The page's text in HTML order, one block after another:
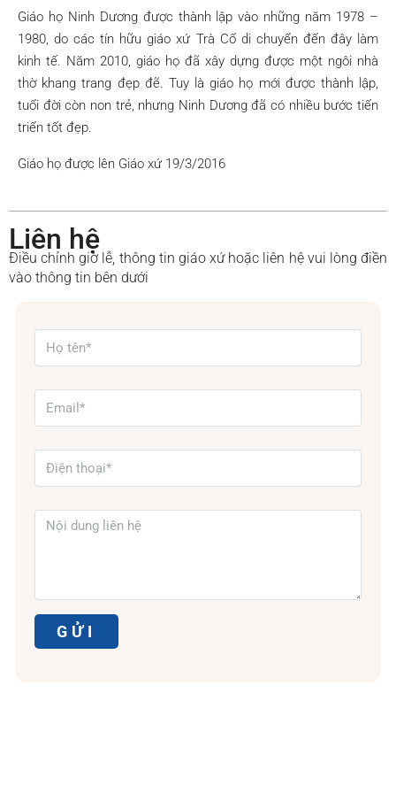
Giáo họ Ninh Dương được thành lập vào những năm 1978 –
1980, do các tín hữu giáo xứ Trà Cổ di chuyển đến đây làm
kinh tế. Năm 2010, giáo họ đã xây dựng được một ngôi nhà
thờ khang trang đẹp đẽ. Tuy là giáo họ mới được thành lập,
tuổi đời còn non trẻ, nhưng Ninh Dương đã có nhiều bước tiến
triển tốt đẹp.
Giáo họ được lên Giáo xứ 19/3/2016
Liên hệ
Điều chỉnh giờ lễ, thông tin giáo xứ hoặc liên hệ vui lòng điền
vào thông tin bên dưới